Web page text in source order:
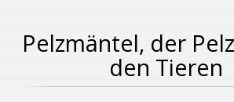
Pelzmäntel, der
den Tieren